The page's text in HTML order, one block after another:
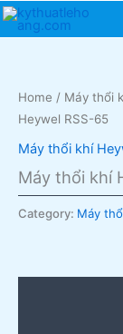
Skip
Home / Máy thổi
Heywel RSS-65
Máy thổi khí
Máy thổi khí
Category: Máy